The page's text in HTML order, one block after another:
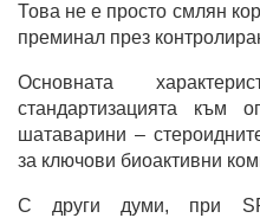
Това не е просто смлян
преминал през
Основната
стандартизацията към
шатаварини –
за ключови биоактивни
С други думи, при